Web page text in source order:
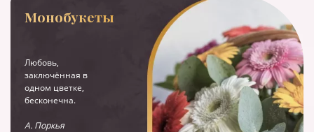
Монобукеты
Любовь,
заключённая в
одном цветке,
бесконечна.
А. Поркья